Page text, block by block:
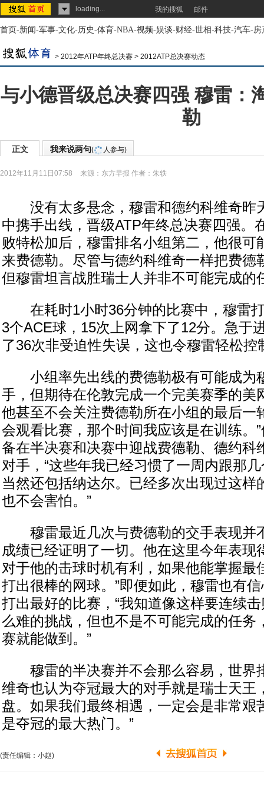
loading... 我的搜狐 邮件
首页-新闻-军事-文化-历史-体育-NBA-视频-娱谈-财经-世相-科技-汽车-房
> 2012年ATP年终总决赛 > 2012ATP总决赛动态
与小德晋级总决赛四强 穆雷：
勒
正文 我来说两句( 人参与)
2012年11月11日07:58 来源： 东方早报 作者：朱轶
没有太多悬念，穆雷和德约科维奇昨
中携手出线，晋级ATP年终总决赛四强。
败特松加后，穆雷排名小组第二，他很可
来费德勒。尽管与德约科维奇一样把费德
但穆雷坦言战胜瑞士人并非不可能完成的
在耗时1小时36分钟的比赛中，穆雷打
3个ACE球，15次上网拿下了12分。急于
了36次非受迫性失误，这也令穆雷轻松控
小组率先出线的费德勒极有可能成为
手，但期待在伦敦完成一个完美赛季的美
他甚至不会关注费德勒所在小组的最后一
会观看比赛，那个时间我应该是在训练。
备在半决赛和决赛中迎战费德勒、德约科
对手，“这些年我已经习惯了一周内跟那
当然还包括纳达尔。已经多次出现过这样
也不会害怕。”
穆雷最近几次与费德勒的交手表现并
成绩已经证明了一切。他在这里今年表现
对于他的击球时机有利，如果他能掌握最
打出很棒的网球。”即便如此，穆雷也有
打出最好的比赛，“我知道像这样要连续
么难的挑战，但也不是不可能完成的任务
赛就能做到。”
穆雷的半决赛并不会那么容易，世界
维奇也认为夺冠最大的对手就是瑞士天王
盘。如果我们最终相遇，一定会是非常艰
是夺冠的最大热门。”
(责任编辑：小赵)